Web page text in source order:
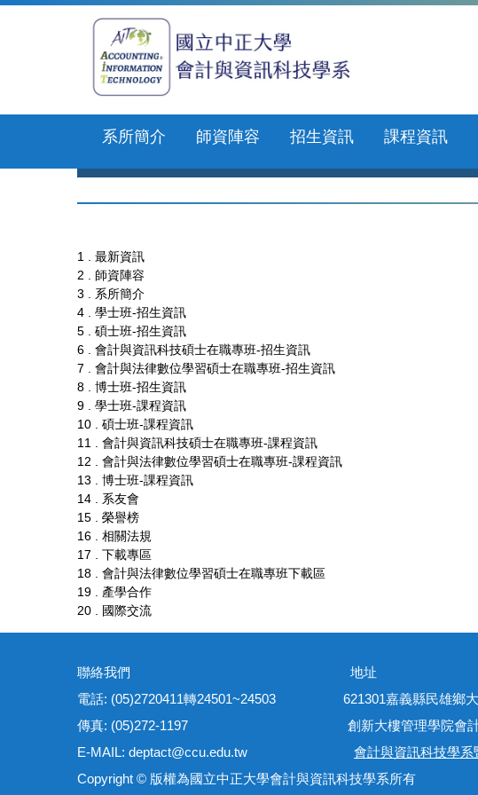
系所簡介 師資陣容 招生資訊 課程資訊
1 . 最新資訊
2 . 師資陣容
3 . 系所簡介
4 . 學士班-招生資訊
5 . 碩士班-招生資訊
6 . 會計與資訊科技碩士在職專班-招生資訊
7 . 會計與法律數位學習碩士在職專班-招生資訊
8 . 博士班-招生資訊
9 . 學士班-課程資訊
10 . 碩士班-課程資訊
11 . 會計與資訊科技碩士在職專班-課程資訊
12 . 會計與法律數位學習碩士在職專班-課程資訊
13 . 博士班-課程資訊
14 . 系友會
15 . 榮譽榜
16 . 相關法規
17 . 下載專區
18 . 會計與法律數位學習碩士在職專班下載區
19 . 產學合作
20 . 國際交流
聯絡我們 地址
電話: (05)2720411轉24501~24503 621301嘉義縣民雄鄉大
傳真: (05)272-1197 創新大樓管理學院會計與資訊
E-MAIL: deptact@ccu.edu.tw 會計與資訊科技學
Copyright © 版權為國立中正大學會計與資訊科技